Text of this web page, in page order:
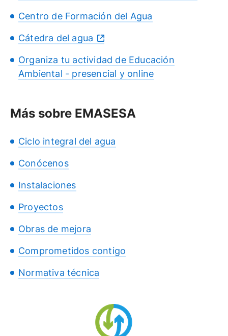
Centro de Formación del Agua
Cátedra del agua
Organiza tu actividad de Educación
Ambiental - presencial y online
Más sobre EMASESA
Ciclo integral del agua
Conócenos
Instalaciones
Proyectos
Obras de mejora
Comprometidos contigo
Normativa técnica